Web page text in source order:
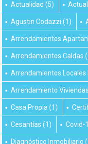
Actualidad (5)
Agustin Codazzi (1)
Arrendamientos
Arrendamientos Caldas
Arrendamientos Locales
Arrendamiento Viviendas
Casa Propia (1)
Cesantías (1) Covid-
Diagnóstico Inmobiliario